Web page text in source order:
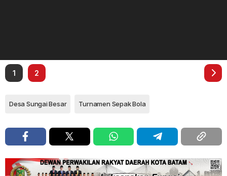
1 2
Desa Sungai Besar Turnamen Sepak Bola